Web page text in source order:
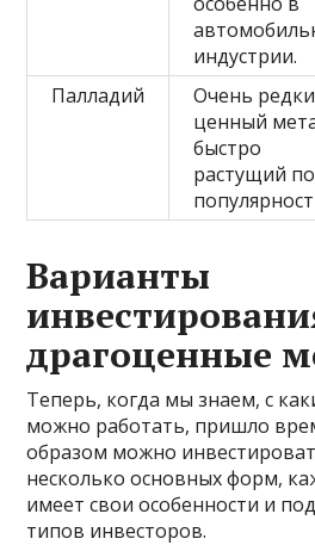
индустрии.
Палладий
Очень
ценный
быстро
растущий по
Варианты
драгоценные
Теперь, когда мы знаем, с
можно работать, пришло
образом можно
несколько основных форм,
имеет свои особенности и
типов инвесторов.